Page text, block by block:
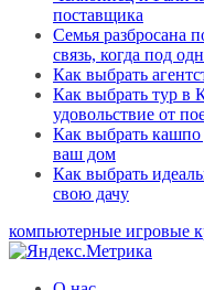
поставщика
Семья разбросана
связь, когда под
Как выбрать
Как выбрать тур в
удовольствие от
Как выбрать кашпо
ваш дом
Как выбрать
свою дачу
компьютерные игровые